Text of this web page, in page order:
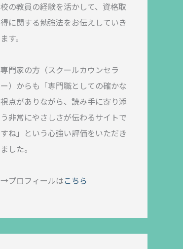
校の教員の経験を活かして、資格取
得に関する勉強法をお伝えしていき
ます。
専門家の方（スクールカウンセラ
ー）からも「専門職としての確かな
視点がありながら、読み手に寄り添
う非常にやさしさが伝わるサイトで
すね」という心強い評価をいただき
ました。
→プロフィールはこちら